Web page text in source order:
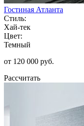
Гостиная Атланта
Стиль:
Хай-тек
Цвет:
Темный
от 120 000 руб.
Рассчитать